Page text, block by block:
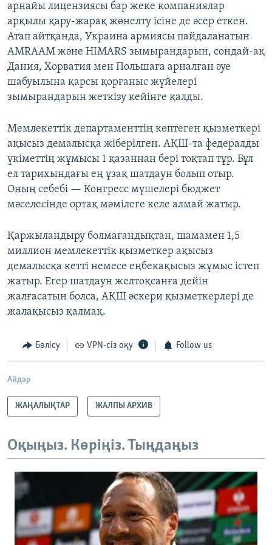
арнайы лицензиясы бар жеке компаниялар
арқылы қару-жарақ жөнелту ісіне де әсер еткен.
Атап айтқанда, Украина армиясы пайдаланатын
AMRAAM және HIMARS зымырандарын, сондай-ақ
Дания, Хорватия мен Польшаға арналған әуе
шабуылына қарсы қорғаныс жүйелері
зымырандарын жеткізу кейінге қалды.
Мемлекеттік департаменттің көптеген қызметкері
ақысыз демалысқа жіберілген. АҚШ-та федералды
үкіметтің жұмысы 1 қазаннан бері тоқтап тұр. Бұл
ел тарихындағы ең ұзақ шатдаун болып отыр.
Оның себебі — Конгресс мүшелері бюджет
мәселесінде ортақ мәмілеге келе алмай жатыр.
Қаржыландыру болмағандықтан, шамамен 1,5
миллион мемлекеттік қызметкер ақысыз
демалысқа кетті немесе еңбекақысыз жұмыс істеп
жатыр. Егер шатдаун желтоқсанға дейін
жалғасатын болса, АҚШ әскери қызметкерлері де
жалақысыз қалмақ.
Бөлісу VPN-сіз оқу Follow us
Айдар
ЖАҢАЛЫҚТАР ЖАЛПЫ АРХИВ
Оқыңыз. Көріңіз. Тыңдаңыз